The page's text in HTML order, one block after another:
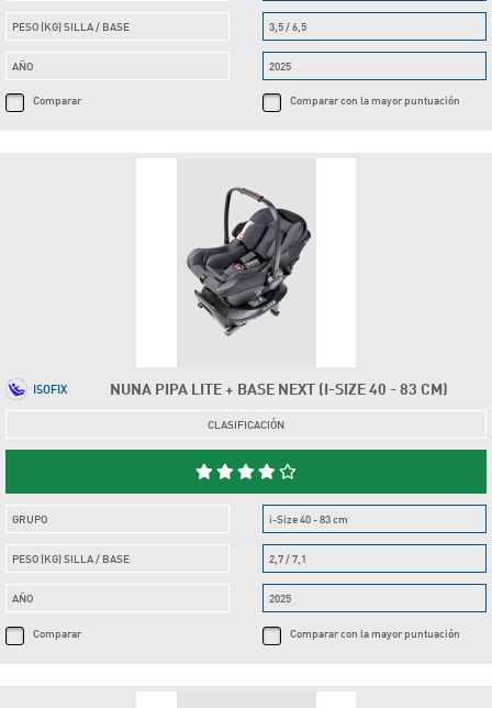
PESO (KG) SILLA / BASE
AÑO
Comparar
3,5 / 6,5
2025
Comparar con la mayor puntuación
NUNA PIPA LITE + BASE NEXT (I-SIZE 40 - 83 CM)
ISOFIX
CLASIFICACIÓN
GRUPO
PESO (KG) SILLA / BASE
AÑO
Comparar
i-Size 40 - 83 cm
2,7 / 7,1
2025
Comparar con la mayor puntuación